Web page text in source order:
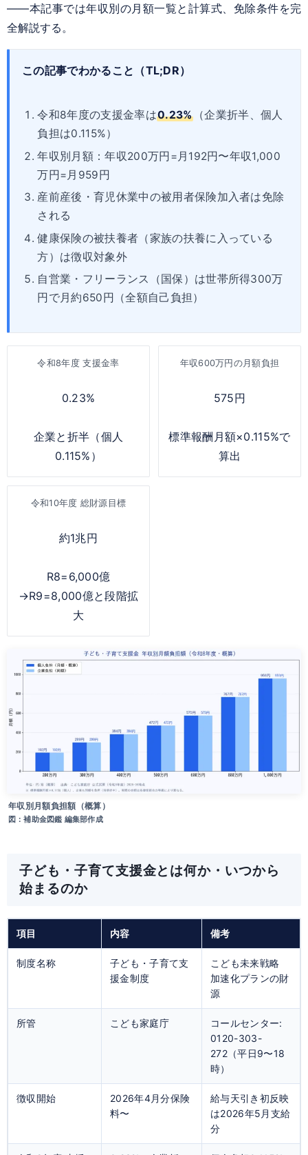
――本記事では年収別の月額一覧と計算式、免除条件を完
全解説する。
この記事でわかること（TL;DR）
令和8年度の支援金率は0.23% （企業折半、個人
負担は0.115%）
年収別月額：年収200万円=月192円〜年収1,000
万円=月959円
産前産後・育児休業中の被用者保険加入者は免除
される
健康保険の被扶養者（家族の扶養に入っている
方）は徴収対象外
自営業・フリーランス（国保）は世帯所得300万
円で月約650円（全額自己負担）
令和8年度 支援金率
0.23%
企業と折半（個人
0.115%）
年収600万円の月額負担
575円
標準報酬月額×0.115%で
算出
令和10年度 総財源目標
約1兆円
R8=6,000億
→R9=8,000億と段階拡
大
年収別月額負担額（概算）
図：補助金図鑑 編集部作成
子ども・子育て支援金とは何か・いつから
始まるのか
項目 内容 備考
制度名称
子ども・子育て支
援金制度
こども未来戦略
加速化プランの財
源
所管 こども家庭庁
コールセンター:
0120-303-
272（平日9〜18
時）
徴収開始
2026年4月分保険
料〜
給与天引き初反映
は2026年5月支給
分